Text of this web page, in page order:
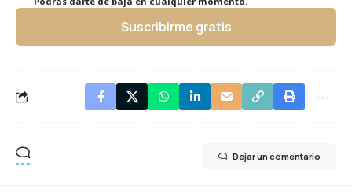
Suscribirme gratis
Dejar un comentario